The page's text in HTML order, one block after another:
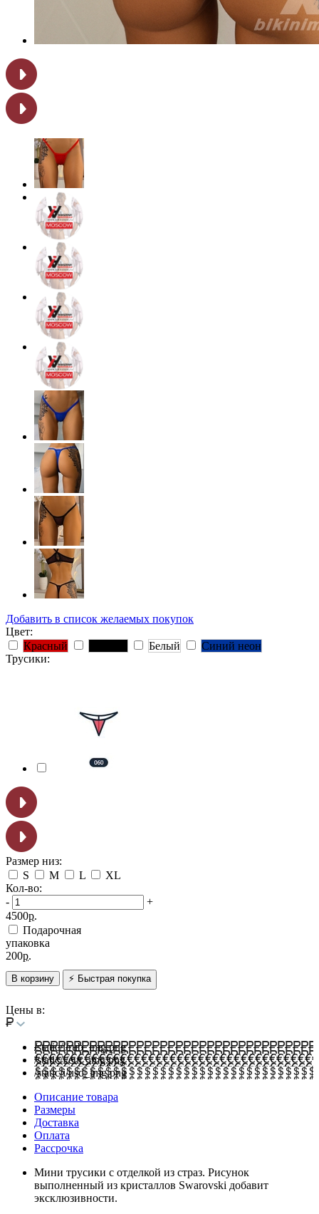
Добавить в список желаемых покупок
Цвет:
Красный
Белый
Синий неон
Трусики:
Размер низ:
S
M L
XL
Кол-во:
-
+
4500р.
Подарочная
упаковка
200р.
В корзину ⚡ Быстрая покупка
Цены в:
/static/i/rub_img.png
/static/i/eur_img.png
/static/i/usd_img.png
Описание товара
Размеры
Доставка
Оплата
Рассрочка
Мини трусики с отделкой из страз. Рисунок
выполненный из кристаллов Swarovski добавит
эксклюзивности.